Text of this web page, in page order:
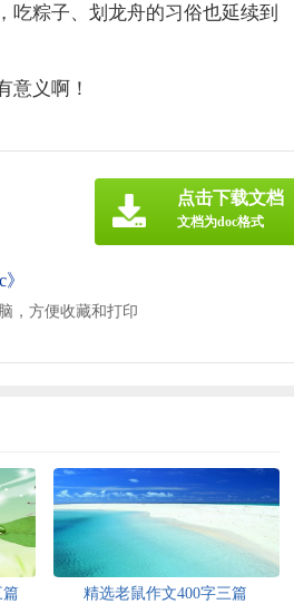
吃粽子、划龙舟的习俗也延续到
意义啊！
，方便收藏和打印
点击下载文档
文档为doc格式
篇 精选老鼠作文400字三篇